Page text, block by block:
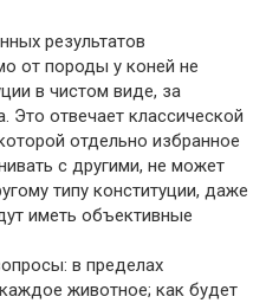
результатов
от породы у коней не
в чистом виде, за
Это отвечает классической
отдельно избранное
с другими, не может
типу конституции, даже
иметь объективные
в пределах
животное; как будет